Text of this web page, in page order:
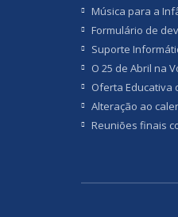
Música para a
Formulário de
Suporte
O 25 de Abril na
Oferta Educativa
Alteração ao
Reuniões finais